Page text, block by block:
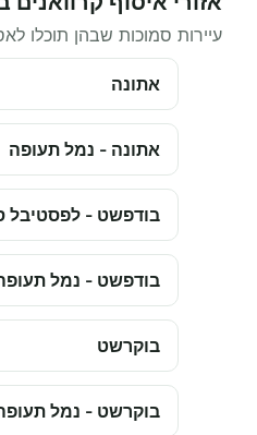
עיירות סמוכות שבהן תוכלו
אתונה
אתונה - נמל תעופה
בודפשט - לפסטיבל
בודפשט - נמל
בוקרשט
בוקרשט - נמל